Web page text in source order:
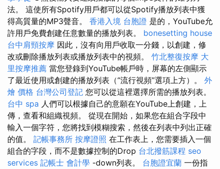
法。 這使所有Spotify用戶都可以從Spotify播放列表中獲
得高質量的MP3聲音。 香港入境 台胞證 是的，YouTube允
許用戶免費創建任意數量的播放列表。 bonesetting house
台中肩頸按摩 因此，沒有向用戶收取一分錢，以創建，修
改或刪除播放列表或播放列表中的視頻。 竹北整復按摩 大
里按摩推薦 當您登錄到YouTube帳戶時，屏幕的左側顯示
了最近使用或創建的播放列表（“流行視頻”選項上方）。 外
燴 價格 台灣公司登記 您可以從這裡選擇所需的播放列表。
台中 spa 人們可以根據自己的意願在YouTube上創建，上
傳，查看和組織視頻。 從現在開始，如果您在組合字段中
輸入一個字符，您將找到模糊搜索，然後在列表中列出正確
的值。 記帳事務所 按摩證照 在工作表上，您需要插入一個
組合的字段，而不是數據控制的Drop 台北撥筋課程 seo
services 記帳士 會計學 -down列表。 台胞證宜蘭 一份指